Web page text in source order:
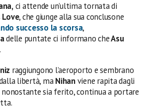
ci attende un’ultima tornata di
Love, che giunge alla sua conclusone
successo la scorsa,
delle puntate ci informano cheAsu
raggiungono l’aeroporto e sembrano
libertà, maNihanviene rapita dagli
nonostante sia ferito, continua a portare